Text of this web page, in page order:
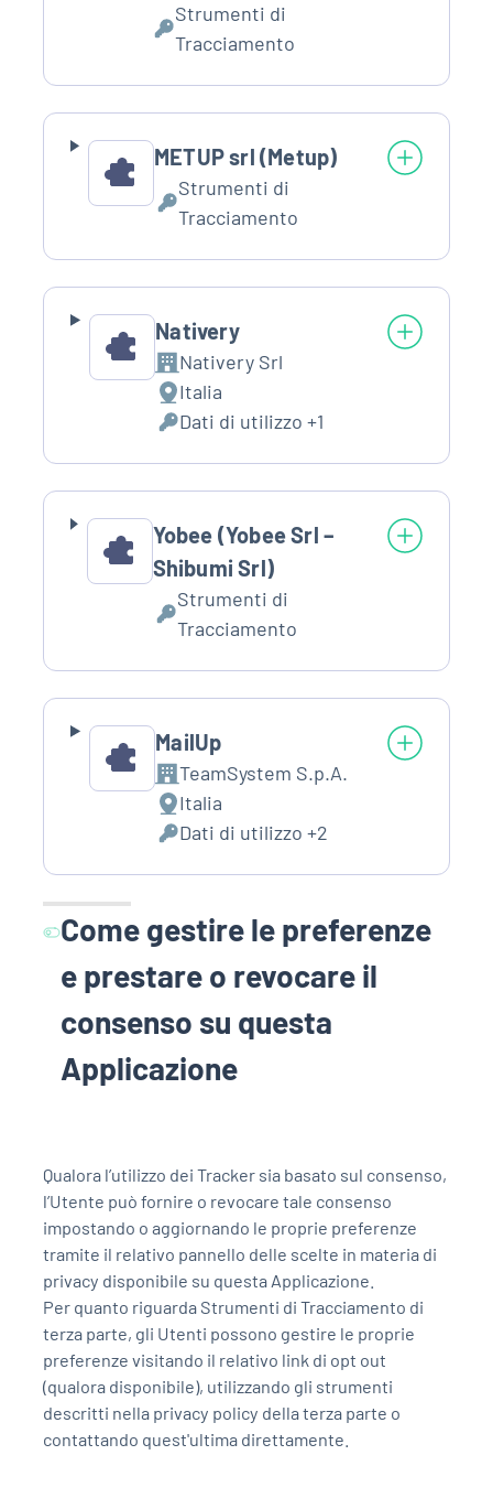
Dati
Strumenti di
Tracciamento
METUP srl (Metup)
Dati
Strumenti di
Tracciamento
Nativery
Azienda:
Nativery Srl
Luogo
del
trattamento:
Italia
Dati
Personali
trattati:
Dati di utilizzo +1
Yobee (Yobee Srl –
Shibumi Srl)
Dati
Strumenti di
Tracciamento
MailUp
Azienda:
TeamSystem S.p.A.
Luogo
del
trattamento:
Italia
Dati
Personali
Dati di utilizzo +2
Come gestire le preferenze
e prestare o revocare il
consenso su questa
Applicazione
Qualora l’utilizzo dei Tracker sia basato sul consenso,
l’Utente può fornire o revocare tale consenso
impostando o aggiornando le proprie preferenze
tramite il relativo pannello delle scelte in materia di
privacy disponibile su questa Applicazione.
Per quanto riguarda Strumenti di Tracciamento di
terza parte, gli Utenti possono gestire le proprie
preferenze visitando il relativo link di opt out
(qualora disponibile), utilizzando gli strumenti
descritti nella privacy policy della terza parte o
contattando quest'ultima direttamente.